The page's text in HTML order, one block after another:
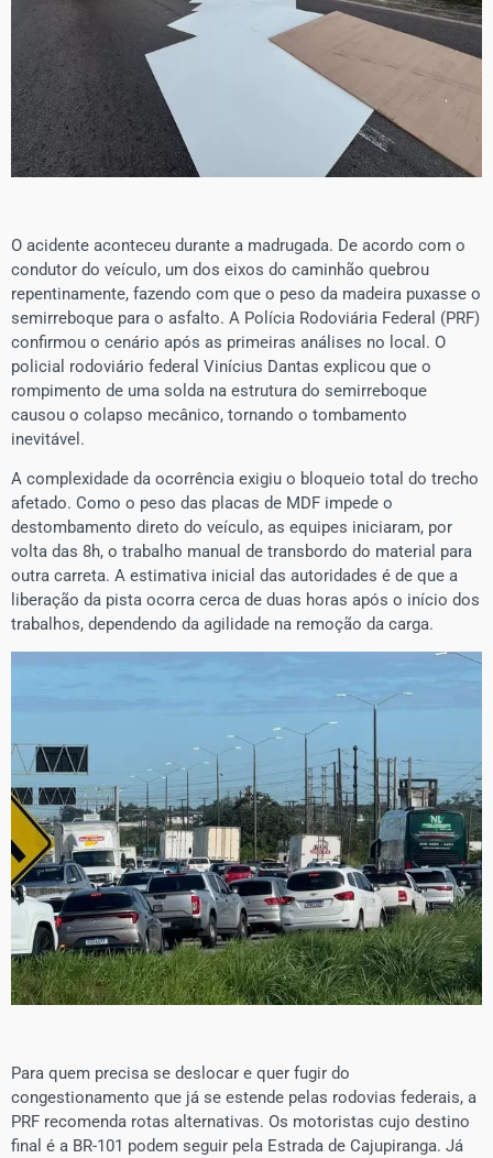
O acidente aconteceu durante a madrugada. De acordo com o
condutor do veículo, um dos eixos do caminhão quebrou
repentinamente, fazendo com que o peso da madeira puxasse o
semirreboque para o asfalto. A Polícia Rodoviária Federal (PRF)
confirmou o cenário após as primeiras análises no local. O
policial rodoviário federal Vinícius Dantas explicou que o
rompimento de uma solda na estrutura do semirreboque
causou o colapso mecânico, tornando o tombamento
inevitável.
​A complexidade da ocorrência exigiu o bloqueio total do trecho
afetado. Como o peso das placas de MDF impede o
destombamento direto do veículo, as equipes iniciaram, por
volta das 8h, o trabalho manual de transbordo do material para
outra carreta. A estimativa inicial das autoridades é de que a
liberação da pista ocorra cerca de duas horas após o início dos
trabalhos, dependendo da agilidade na remoção da carga.
Para quem precisa se deslocar e quer fugir do
congestionamento que já se estende pelas rodovias federais, a
PRF recomenda rotas alternativas. Os motoristas cujo destino
final é a BR-101 podem seguir pela Estrada de Cajupiranga. Já